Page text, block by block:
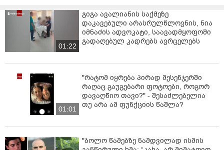
იცოდეთ, რომ მასთან ოჯახის წევრები იყვნენ და
მშვიდად იყო“, - ნათქვამია მსახიობის ოჯახის
განცხადებაში.
01:22
გიგა ავალიანის საქმეზე
დაკავებული არასრულწლოვნის, ნია
იმნაძის ადვოკატი, საავადმყოფოში
გადაღებულ კადრებს ავრცელებს
01:01
"რატომ იყრება პირად მესენჯერში
რაღაც გაუგებარი ფოტოები, როგორ
დავაღწიო თავი?" - შესაძლებელია
თუ არა ამ ფუნქციის წაშლა?
"ბოლო წამებზე ნამდვილად ისმის